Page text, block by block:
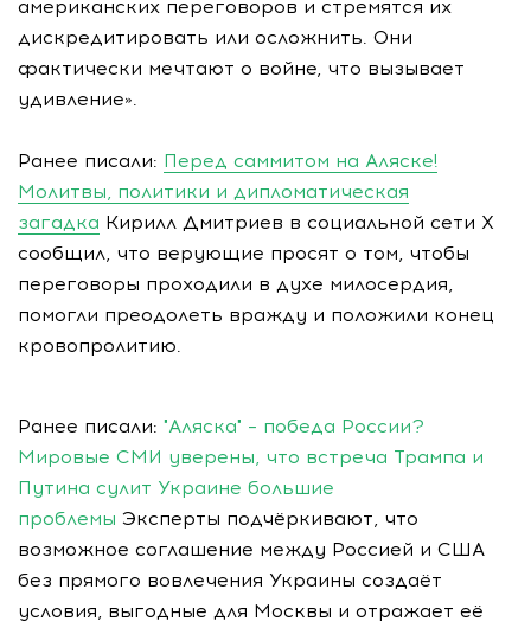
американских переговоров и стремятся их
дискредитировать или осложнить. Они
фактически мечтают о войне, что вызывает
удивление».
Ранее писали: Перед саммитом на Аляске!
Молитвы, политики и дипломатическая
загадка Кирилл Дмитриев в социальной сети Х
сообщил, что верующие просят о том, чтобы
переговоры проходили в духе милосердия,
помогли преодолеть вражду и положили конец
кровопролитию.
Ранее писали: "Аляска" – победа России?
Мировые СМИ уверены, что встреча Трампа и
Путина сулит Украине большие
проблемы Эксперты подчёркивают, что
возможное соглашение между Россией и США
без прямого вовлечения Украины создаёт
условия, выгодные для Москвы и отражает её